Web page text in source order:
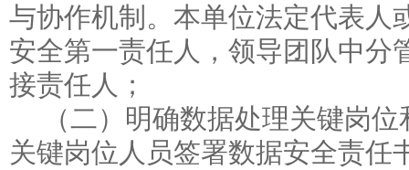
与协作机制。本单位法定代表人
安全第一责任人，领导团队中分
接责任人；
（二）明确数据处理关键岗
关键岗位人员签署数据安全责任